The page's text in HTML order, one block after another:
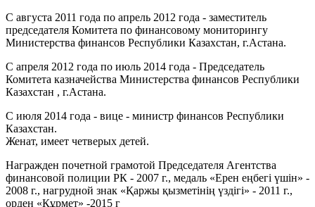
С августа 2011 года по апрель 2012 года - заместитель
председателя Комитета по финансовому мониторингу
Министерства финансов Республики Казахстан, г.Астана.
С апреля 2012 года по июль 2014 года - Председатель
Комитета казначейства Министерства финансов Республики
Казахстан , г.Астана.
С июля 2014 года - вице - министр финансов Республики
Казахстан.
Женат, имеет четверых детей.
Награжден почетной грамотой Председателя Агентства
финансовой полиции РК - 2007 г., медаль «Ерен еңбегі үшін» -
2008 г., нагрудной знак «Қаржы қызметінің үздігі» - 2011 г.,
орден «Құрмет» -2015 г